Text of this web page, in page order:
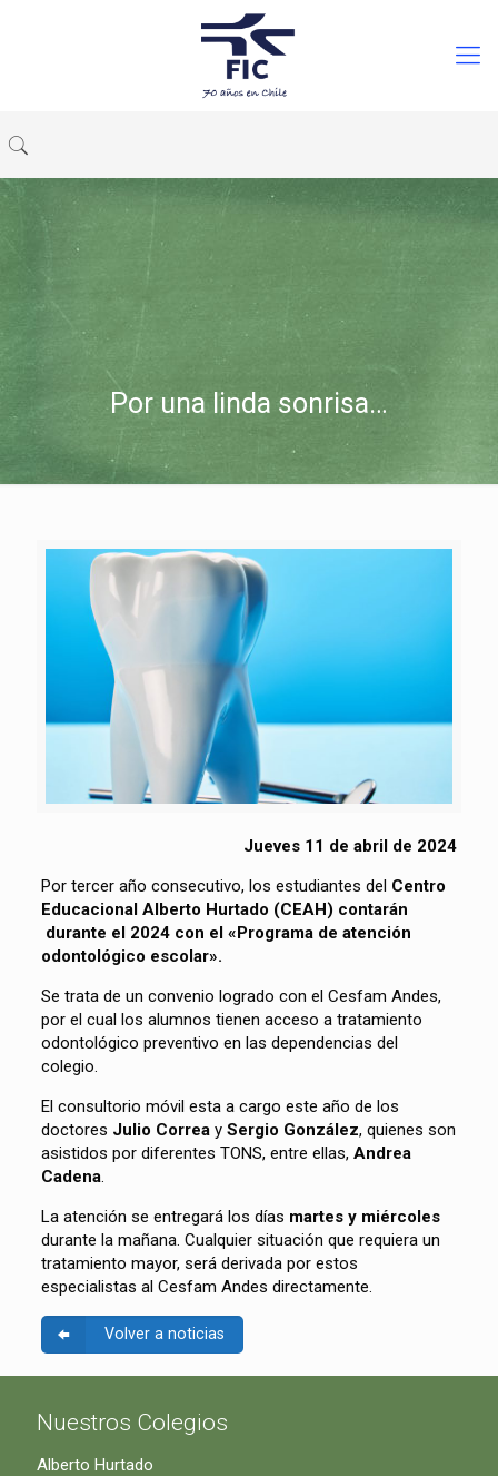
Por una linda sonrisa…
Jueves 11 de abril de 2024
Por tercer año consecutivo, los estudiantes del Centro
Educacional Alberto Hurtado (CEAH) contarán
durante el 2024 con el «Programa de atención
odontológico escolar».
Se trata de un convenio logrado con el Cesfam Andes,
por el cual los alumnos tienen acceso a tratamiento
odontológico preventivo en las dependencias del
colegio.
El consultorio móvil esta a cargo este año de los
doctores Julio Correay Sergio González, quienes son
asistidos por diferentes TONS, entre ellas, Andrea
Cadena.
La atención se entregará los días martes y miércoles
durante la mañana. Cualquier situación que requiera un
tratamiento mayor, será derivada por estos
especialistas al Cesfam Andes directamente.
Volver a noticias
Nuestros Colegios
Alberto Hurtado